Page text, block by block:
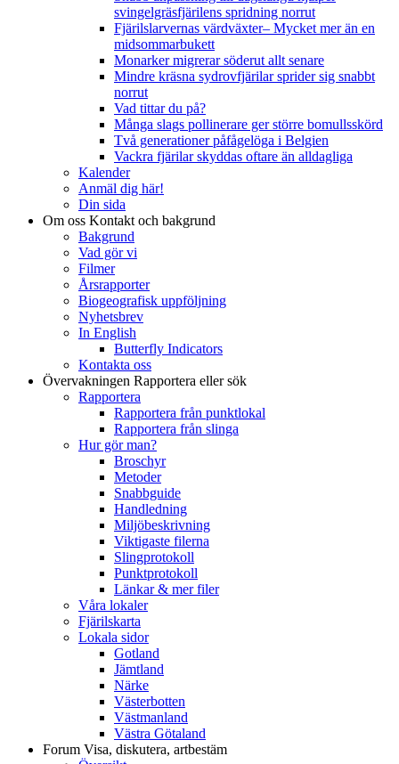
svingelgräsfjärilens spridning norrut
Fjärilslarvernas värdväxter– Mycket mer än en
midsommarbukett
Monarker migrerar söderut allt senare
Mindre kräsna sydrovfjärilar sprider sig snabbt
norrut
Vad tittar du på?
Många slags pollinerare ger större bomullsskörd
Två generationer påfågelöga i Belgien
Vackra fjärilar skyddas oftare än alldagliga
Kalender
Anmäl dig här!
Din sida
Om oss Kontakt och bakgrund
Bakgrund
Vad gör vi
Filmer
Årsrapporter
Biogeografisk uppföljning
Nyhetsbrev
In English
Butterfly Indicators
Kontakta oss
Övervakningen Rapportera eller sök
Rapportera
Rapportera från punktlokal
Rapportera från slinga
Hur gör man?
Broschyr
Metoder
Snabbguide
Handledning
Miljöbeskrivning
Viktigaste filerna
Slingprotokoll
Punktprotokoll
Länkar & mer filer
Våra lokaler
Fjärilskarta
Lokala sidor
Gotland
Jämtland
Närke
Västerbotten
Västmanland
Västra Götaland
Forum Visa, diskutera, artbestäm